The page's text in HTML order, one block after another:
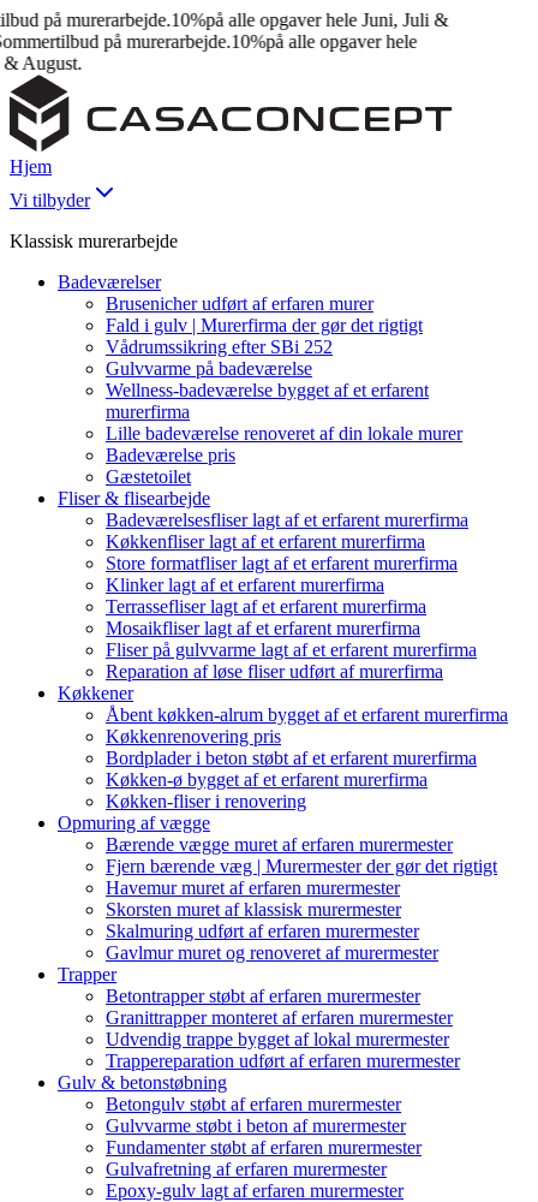
på murerarbejde.10%på alle opgaver hele Juni, Juli &
på murerarbejde.10%på alle opgaver hele
August.
Hjem
Vi tilbyder
Klassisk murerarbejde
Badeværelser
Brusenicher udført af erfaren murer
Fald i gulv | Murerfirma der gør det rigtigt
Vådrumssikring efter SBi 252
Gulvvarme på badeværelse
Wellness-badeværelse bygget af et erfarent
murerfirma
Lille badeværelse renoveret af din lokale murer
Badeværelse pris
Gæstetoilet
Fliser & flisearbejde
Badeværelsesfliser lagt af et erfarent murerfirma
Køkkenfliser lagt af et erfarent murerfirma
Store formatfliser lagt af et erfarent murerfirma
Klinker lagt af et erfarent murerfirma
Terrassefliser lagt af et erfarent murerfirma
Mosaikfliser lagt af et erfarent murerfirma
Fliser på gulvvarme lagt af et erfarent murerfirma
Reparation af løse fliser udført af murerfirma
Køkkener
Åbent køkken-alrum bygget af et erfarent murerfirma
Køkkenrenovering pris
Bordplader i beton støbt af et erfarent murerfirma
Køkken-ø bygget af et erfarent murerfirma
Køkken-fliser i renovering
Opmuring af vægge
Bærende vægge muret af erfaren murermester
Fjern bærende væg | Murermester der gør det rigtigt
Havemur muret af erfaren murermester
Skorsten muret af klassisk murermester
Skalmuring udført af erfaren murermester
Gavlmur muret og renoveret af murermester
Trapper
Betontrapper støbt af erfaren murermester
Granittrapper monteret af erfaren murermester
Udvendig trappe bygget af lokal murermester
Trappereparation udført af erfaren murermester
Gulv & betonstøbning
Betongulv støbt af erfaren murermester
Gulvvarme støbt i beton af murermester
Fundamenter støbt af erfaren murermester
Gulvafretning af erfaren murermester
Epoxy-gulv lagt af erfaren murermester